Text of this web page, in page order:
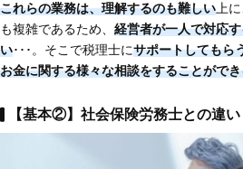
これらの業務は、理解するのも難しい上
も複雑であるため、 経営者が一人で対応
い･･･。そこで税理士にサポートしてもら
お金に関する様々な相談をすることがで
【基本②】社会保険労務士との違い